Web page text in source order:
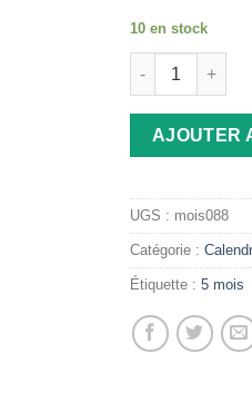
10 en stock
AJOUTER
UGS : mois088
Catégorie :
Étiquette : 5 mois